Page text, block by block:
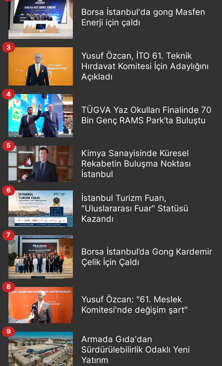
Borsa İstanbul'da gong Masfen
Enerji için çaldı
Yusuf Özcan, İTO 61. Teknik
Hırdavat Komitesi İçin Adaylığını
Açıkladı
3
TÜGVA Yaz Okulları Finalinde 70
Bin Genç RAMS Park’ta Buluştu
4
Kimya Sanayisinde Küresel
Rekabetin Buluşma Noktası
İstanbul
5
İstanbul Turizm Fuarı,
"Uluslararası Fuar" Statüsü
Kazandı
6
Borsa İstanbul’da Gong Kardemir
Çelik İçin Çaldı
7
Yusuf Özcan: "61. Meslek
Komitesi'nde değişim şart"
8
Armada Gıda'dan
Sürdürülebilirlik Odaklı Yeni
Yatırım
9